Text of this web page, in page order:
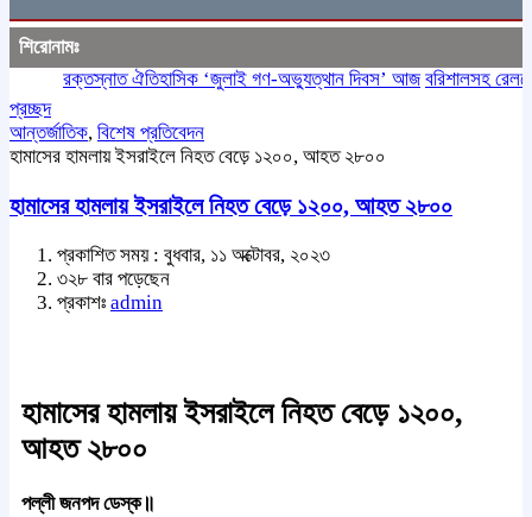
শিরোনামঃ
রক্তস্নাত ঐতিহাসিক ‌‘জুলাই গণ-অভ্যুত্থান দিবস’ আজ বরিশালসহ
প্রচ্ছদ
আন্তর্জাতিক, বিশেষ প্রতিবেদন
হামাসের হামলায় ইসরাইলে নিহত বেড়ে ১২০০, আহত ২৮০০
হামাসের হামলায় ইসরাইলে নিহত বেড়ে ১২০০, আহত ২৮০০
প্রকাশিত সময় : বুধবার, ১১ অক্টোবর, ২০২৩
৩২৮ বার পড়েছেন
প্রকাশঃ admin
হামাসের হামলায় ইসরাইলে নিহত বেড়ে ১২০০,
আহত ২৮০০
পল্লী জনপদ ডেস্ক॥